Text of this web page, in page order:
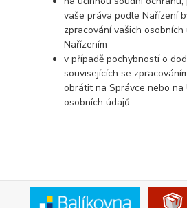
vaše práva podle Nařízení
zpracování vašich
Nařízením
v případě pochybností o
souvisejících se
obrátit na Správce nebo na
osobních údajů